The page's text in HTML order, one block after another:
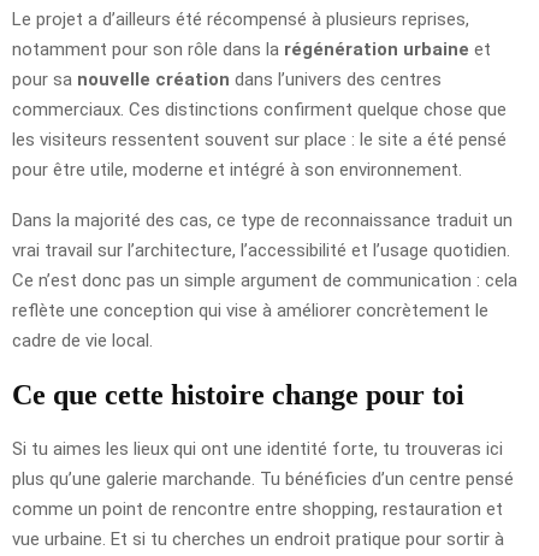
Le projet a d’ailleurs été récompensé à plusieurs reprises,
notamment pour son rôle dans la régénération urbaine et
pour sa nouvelle création dans l’univers des centres
commerciaux. Ces distinctions confirment quelque chose que
les visiteurs ressentent souvent sur place : le site a été pensé
pour être utile, moderne et intégré à son environnement.
Dans la majorité des cas, ce type de reconnaissance traduit un
vrai travail sur l’architecture, l’accessibilité et l’usage quotidien.
Ce n’est donc pas un simple argument de communication : cela
reflète une conception qui vise à améliorer concrètement le
cadre de vie local.
Ce que cette histoire change pour toi
Si tu aimes les lieux qui ont une identité forte, tu trouveras ici
plus qu’une galerie marchande. Tu bénéficies d’un centre pensé
comme un point de rencontre entre shopping, restauration et
vue urbaine. Et si tu cherches un endroit pratique pour sortir à